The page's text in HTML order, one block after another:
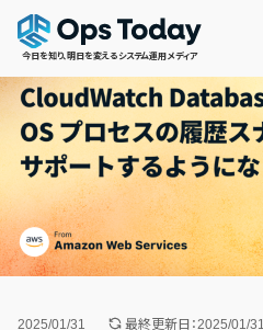
今日を知り、明日を変えるシステム運用メディア
2025/01/31 最終更新日：2025/01/31